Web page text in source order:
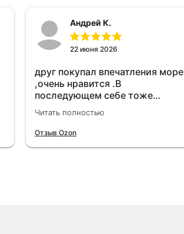
Андрей К.
22 июня 2026
друг покупал впечатления море
,очень нравится .В
последующем себе тоже
приобрел.Реально прибавляет
мощности!
Читать полностью
Отзыв Ozon